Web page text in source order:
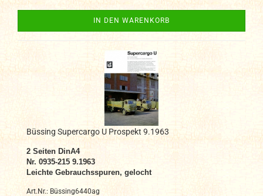
IN DEN WARENKORB
Büssing Supercargo U Prospekt 9.1963
2 Seiten DinA4
Nr. 0935-215 9.1963
Leichte Gebrauchsspuren, gelocht
Art.Nr.: Büssing6440ag